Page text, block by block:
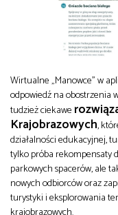
Wirtualne „Manowce” w
odpowiedź na obostrzenia
tudzież ciekawe
Krajobrazowych,
działalności edukacyjnej,
tylko próba rekompensaty
parkowych spacerów, ale
nowych odbiorców oraz
turystyki i eksplorowania